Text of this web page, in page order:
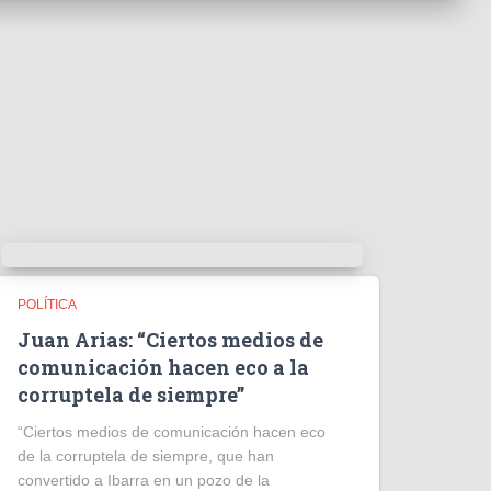
POLÍTICA
Juan Arias: “Ciertos medios de
comunicación hacen eco a la
corruptela de siempre”
“Ciertos medios de comunicación hacen eco
de la corruptela de siempre, que han
convertido a Ibarra en un pozo de la